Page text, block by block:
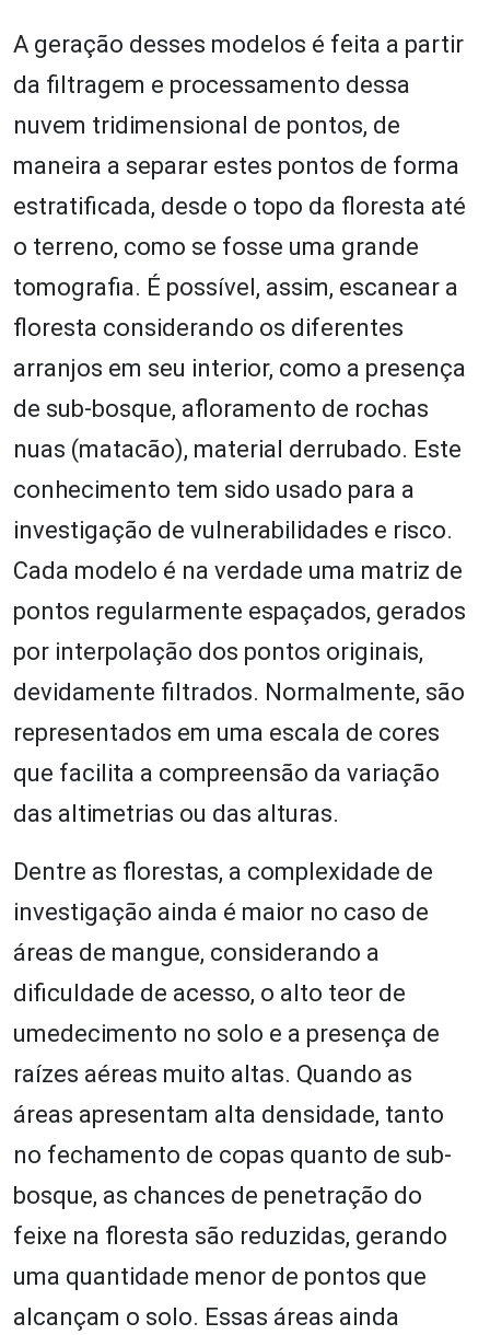
A geração desses modelos é feita a partir
da filtragem e processamento dessa
nuvem tridimensional de pontos, de
maneira a separar estes pontos de forma
estratificada, desde o topo da floresta até
o terreno, como se fosse uma grande
tomografia. É possível, assim, escanear a
floresta considerando os diferentes
arranjos em seu interior, como a presença
de sub-bosque, afloramento de rochas
nuas (matacão), material derrubado. Este
conhecimento tem sido usado para a
investigação de vulnerabilidades e risco.
Cada modelo é na verdade uma matriz de
pontos regularmente espaçados, gerados
por interpolação dos pontos originais,
devidamente filtrados. Normalmente, são
representados em uma escala de cores
que facilita a compreensão da variação
das altimetrias ou das alturas.
Dentre as florestas, a complexidade de
investigação ainda é maior no caso de
áreas de mangue, considerando a
dificuldade de acesso, o alto teor de
umedecimento no solo e a presença de
raízes aéreas muito altas. Quando as
áreas apresentam alta densidade, tanto
no fechamento de copas quanto de sub-
bosque, as chances de penetração do
feixe na floresta são reduzidas, gerando
uma quantidade menor de pontos que
alcançam o solo. Essas áreas ainda